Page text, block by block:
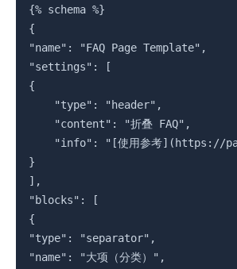
{% schema %}
{
"name": "FAQ Page Template",
"settings": [
{
    "content": "折叠 FAQ",
"info": "[使用参考](https://
}
],
"blocks": [
{
"type": "separator",
"name": "大项（分类）",